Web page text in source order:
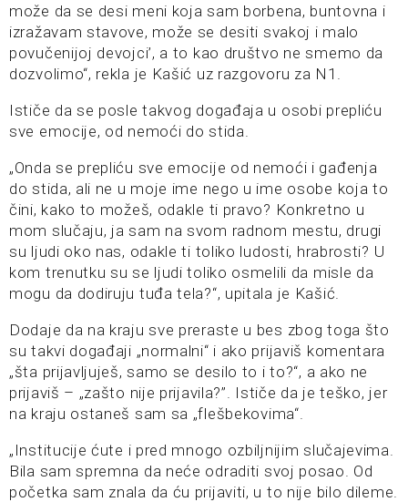
može da se desi meni koja sam borbena, buntovna i
izražavam stavove, može se desiti svakoj i malo
povučenijoj devojci’, a to kao društvo ne smemo da
dozvolimo“, rekla je Kašić uz razgovoru za N1.
Ističe da se posle takvog događaja u osobi prepliću
sve emocije, od nemoći do stida.
„Onda se prepliću sve emocije od nemoći i gađenja
do stida, ali ne u moje ime nego u ime osobe koja to
čini, kako to možeš, odakle ti pravo? Konkretno u
mom slučaju, ja sam na svom radnom mestu, drugi
su ljudi oko nas, odakle ti toliko ludosti, hrabrosti? U
kom trenutku su se ljudi toliko osmelili da misle da
mogu da dodiruju tuđa tela?“, upitala je Kašić.
Dodaje da na kraju sve preraste u bes zbog toga što
su takvi događaji „normalni“ i ako prijaviš komentara
„šta prijavljuješ, samo se desilo to i to?“, a ako ne
prijaviš – „zašto nije prijavila?”. Ističe da je teško, jer
na kraju ostaneš sam sa „flešbekovima“.
„Institucije ćute i pred mnogo ozbiljnijim slučajevima.
Bila sam spremna da neće odraditi svoj posao. Od
početka sam znala da ću prijaviti, u to nije bilo dileme.